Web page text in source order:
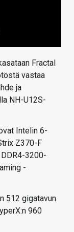
Fractal
vastaa
ja
NH-U12S-
Intelin 6-
Z370-F
3200-
-
512 gigatavun
960